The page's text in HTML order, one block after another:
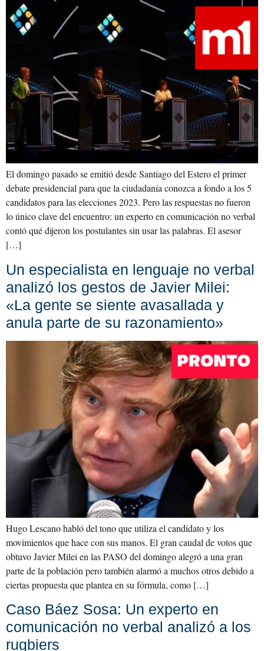
El domingo pasado se emitió desde Santiago del Estero el primer
debate presidencial para que la ciudadanía conozca a fondo a los 5
candidatos para las elecciones 2023. Pero las respuestas no fueron
lo único clave del encuentro: un experto en comunicación no verbal
contó qué dijeron los postulantes sin usar las palabras. El asesor
[…]
Un especialista en lenguaje no verbal
analizó los gestos de Javier Milei:
«La gente se siente avasallada y
anula parte de su razonamiento»
Hugo Lescano habló del tono que utiliza el candidato y los
movimientos que hace con sus manos. El gran caudal de votos que
obtuvo Javier Milei en las PASO del domingo alegró a una gran
parte de la población pero también alarmó a muchos otros debido a
ciertas propuesta que plantea en su fórmula, como […]
Caso Báez Sosa: Un experto en
comunicación no verbal analizó a los
rugbiers